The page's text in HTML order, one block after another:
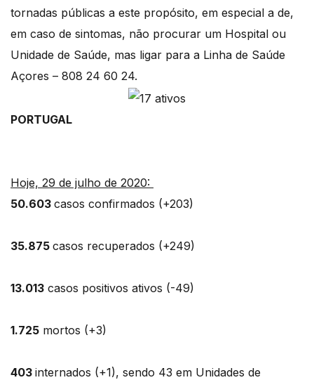
tornadas públicas a este propósito, em especial a de,
em caso de sintomas, não procurar um Hospital ou
Unidade de Saúde, mas ligar para a Linha de Saúde
Açores – 808 24 60 24.
PORTUGAL
Hoje, 29 de julho de 2020:
50.603 casos confirmados (+203)
35.875 casos recuperados (+249)
13.013 casos positivos ativos (-49)
1.725 mortos (+3)
403 internados (+1), sendo 43 em Unidades de